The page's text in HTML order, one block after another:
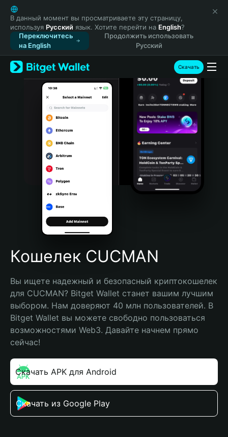
English
日本語
Tiếng Việt
Русский
Español (Latinoamérica)
Türkçe
Italiano
Português (Portugal)
Bahasa Indonesia
Português (Brasil)
Español (Argentina)
В данный момент вы просматриваете эту страницу,
используя Русский язык. Хотите перейти на English?
Переключитесь
на English
Продолжить использовать
Русский
Скачать
Кошелек CUCMAN
Вы ищете надежный и безопасный криптокошелек
для CUCMAN? Bitget Wallet станет вашим лучшим
выбором. Нам доверяют 40 млн пользователей. В
Bitget Wallet вы можете свободно пользоваться
возможностями Web3. Давайте начнем прямо
сейчас!
Скачать APK для Android
Скачать из Google Play